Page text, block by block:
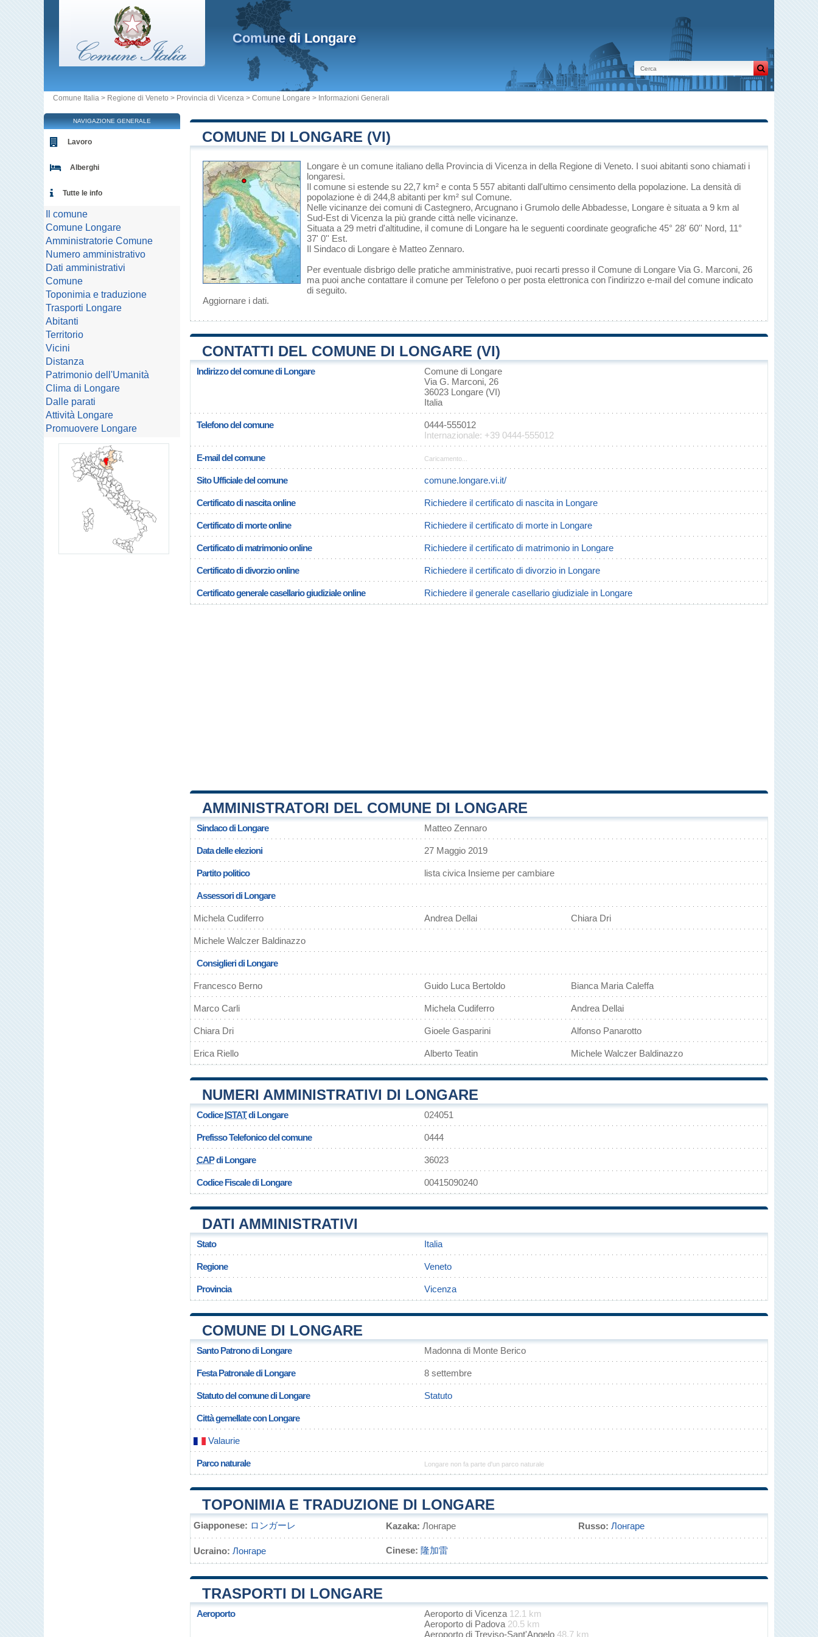
Comunedi Longare
Comune Italia > Regione di Veneto > Provincia di Vicenza > Comune Longare > Informazioni Generali
COMUNE DI LONGARE (VI)
Longare è un comune italiano della Provincia di Vicenza in della Regione di Veneto. I suoi abitanti sono chiamati i
longaresi.
Il comune si estende su 22,7 km² e conta 5 557 abitanti dall'ultimo censimento della popolazione. La densità di
popolazione è di 244,8 abitanti per km² sul Comune.
Nelle vicinanze dei comuni di Castegnero, Arcugnano i Grumolo delle Abbadesse, Longare è situata a 9 km al
Sud-Est di Vicenza la più grande città nelle vicinanze.
Situata a 29 metri d'altitudine, il comune di Longare ha le seguenti coordinate geografiche 45° 28' 60'' Nord, 11°
37' 0'' Est.
Il Sindaco di Longare è Matteo Zennaro.
Per eventuale disbrigo delle pratiche amministrative, puoi recarti presso il Comune di Longare Via G. Marconi, 26
ma puoi anche contattare il comune per Telefono o per posta elettronica con l'indirizzo e-mail del comune indicato
di seguito.
Aggiornare i dati.
CONTATTI DEL COMUNE DI LONGARE (VI)
Indirizzo del comune di Longare
Comune di Longare
Via G. Marconi, 26
36023 Longare (VI)
Italia
Telefono del comune
0444-555012
Internazionale: +39 0444-555012
E-mail del comune Caricamento...
Sito Ufficiale del comune comune.longare.vi.it/
Certificato di nascita online Richiedere il certificato di nascita in Longare
Certificato di morte online Richiedere il certificato di morte in Longare
Certificato di matrimonio online Richiedere il certificato di matrimonio in Longare
Certificato di divorzio online Richiedere il certificato di divorzio in Longare
Certificato generale casellario giudiziale online Richiedere il generale casellario giudiziale in Longare
AMMINISTRATORI DEL COMUNE DI LONGARE
Sindaco di Longare Matteo Zennaro
Data delle elezioni 27 Maggio 2019
Partito politico lista civica Insieme per cambiare
Assessori di Longare
Michela Cudiferro Andrea Dellai Chiara Dri
Michele Walczer Baldinazzo
Consiglieri di Longare
Francesco Berno Guido Luca Bertoldo Bianca Maria Caleffa
Marco Carli Michela Cudiferro Andrea Dellai
Chiara Dri Gioele Gasparini Alfonso Panarotto
Erica Riello Alberto Teatin Michele Walczer Baldinazzo
NUMERI AMMINISTRATIVI DI LONGARE
CodiceISTATdi Longare 024051
Prefisso Telefonico del comune 0444
CAPdi Longare 36023
Codice Fiscale di Longare 00415090240
DATI AMMINISTRATIVI
Stato Italia
Regione Veneto
Provincia Vicenza
COMUNE DI LONGARE
Santo Patrono di Longare Madonna di Monte Berico
Festa Patronale di Longare 8 settembre
Statuto del comune di Longare Statuto
Città gemellate con Longare
Valaurie
Parco naturale Longare non fa parte d'un parco naturale
TOPONIMIA E TRADUZIONE DI LONGARE
Giapponese: ロンガーレ Kazaka: Лонгаре Russo: Лонгаре
Ucraino: Лонгаре Cinese: 隆加雷
TRASPORTI DI LONGARE
Aeroporto Aeroporto di Vicenza 12.1 km
Aeroporto di Padova 20.5 km
Aeroporto di Treviso-Sant'Angelo 48.7 km
NAVIGAZIONE GENERALE
Lavoro
Alberghi
Tutte le info
Il comune
Comune Longare
Amministratorie Comune
Numero amministrativo
Dati amministrativi
Comune
Toponimia e traduzione
Trasporti Longare
Abitanti
Territorio
Vicini
Distanza
Patrimonio dell'Umanità
Clima di Longare
Dalle parati
Attività Longare
Promuovere Longare